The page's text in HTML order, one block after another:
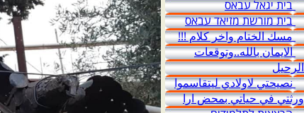
בית יגאל עבאס
בית מורשת מזיאד עבאס
مسك الختام واخر كلام !!!
الايمان بالله..وتوقعات
الرحيل
نصيحتي لاولادي ليتقاسموا
ورثتي في حياتي بمحض ارا